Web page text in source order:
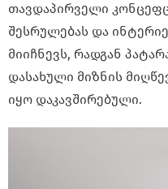
თავდაპირველი
შესრულებას და
მიიჩნევს, რადგან
დასახული მიზნის
იყო დაკავშირებული.